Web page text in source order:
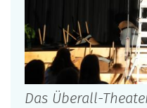
Das Überall-